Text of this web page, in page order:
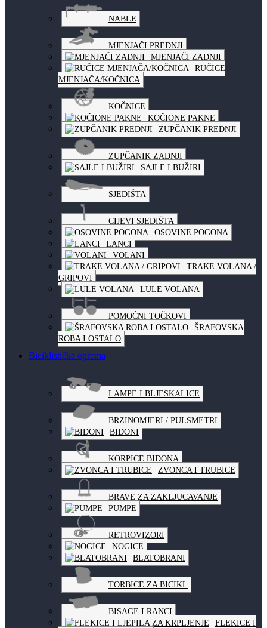
NABLE
MJENJAČI PREDNJI
MJENJAČI ZADNJI
RUČICE
MJENJAČA/KOČNICA
KOČNICE
KOČIONE PAKNE
ZUPČANIK PREDNJI
ZUPČANIK ZADNJI
SAJLE I BUŽIRI
SJEDIŠTA
CIJEVI SJEDIŠTA
OSOVINE POGONA
LANCI
VOLANI
TRAKE VOLANA /
GRIPOVI
LULE VOLANA
POMOĆNI TOČKOVI
ŠRAFOVSKA
ROBA I OSTALO
Biciklistička oprema
LAMPE I BLJESKALICE
BRZINOMJERI / PULSMETRI
BIDONI
KORPICE BIDONA
ZVONCA I TRUBICE
BRAVE ZA ZAKLJUCAVANJE
PUMPE
RETROVIZORI
NOGICE
BLATOBRANI
TORBICE ZA BICIKL
BISAGE I RANCI
FLEKICE I